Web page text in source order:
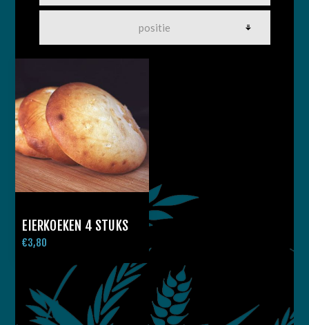
EIERKOEKEN 4 STUKS
€3,80